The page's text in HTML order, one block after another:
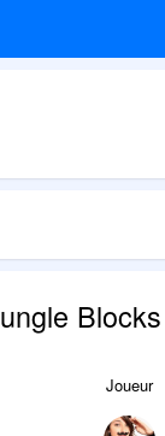
Blocks
Joueur